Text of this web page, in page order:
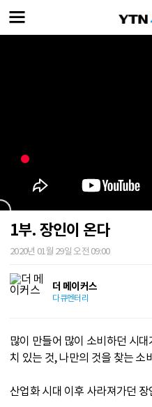
1부. 장인이 온다
2020년 01월 29일 오전 09:00
더 메이커스
다큐멘터리
많이 만들어 많이 소비하던 시
치 있는 것, 나만의 것을 찾는 소
산업화 시대 이후 사라져가던